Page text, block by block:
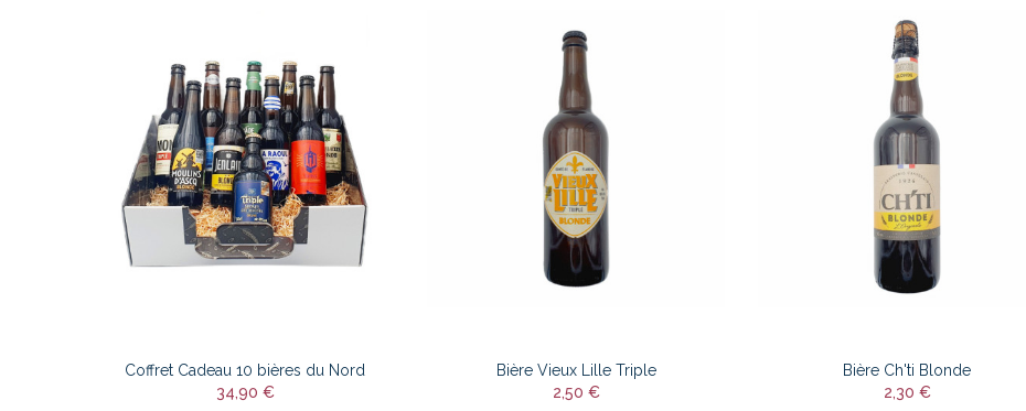
Coffret Cadeau 10 bières du Nord
34,90 €
Bière Vieux Lille Triple
2,50 €
Bière Ch'ti Blonde
2,30 €